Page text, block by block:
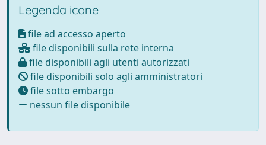
Legenda icone
file ad accesso aperto
file disponibili sulla rete interna
file disponibili agli utenti autorizzati
file disponibili solo agli amministratori
file sotto embargo
nessun file disponibile